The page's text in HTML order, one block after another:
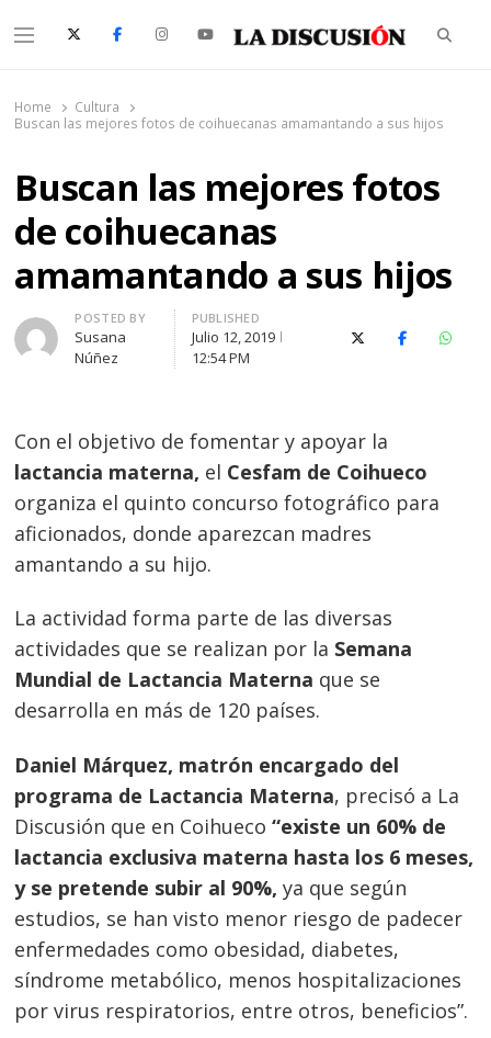
Menu
Home
Cultura
Buscan las mejores fotos de coihuecanas amamantando a sus hijos
Buscan las mejores fotos
de coihuecanas
amamantando a sus hijos
Author
POSTED BY
Susana
Núñez
PUBLISHED
Julio 12, 2019
12:54 PM
X (Twitter)Facebook
Con el objetivo de fomentar y apoyar la
lactancia materna, el Cesfam de Coihueco
organiza el quinto concurso fotográfico para
aficionados, donde aparezcan madres
amantando a su hijo.
La actividad forma parte de las diversas
actividades que se realizan por la Semana
Mundial de Lactancia Materna que se
desarrolla en más de 120 países.
Daniel Márquez, matrón encargado del
programa de Lactancia Materna, precisó a La
Discusión que en Coihueco “existe un 60% de
lactancia exclusiva materna hasta los 6 meses,
y se pretende subir al 90%, ya que según
estudios, se han visto menor riesgo de padecer
enfermedades como obesidad, diabetes,
síndrome metabólico, menos hospitalizaciones
por virus respiratorios, entre otros, beneficios”.